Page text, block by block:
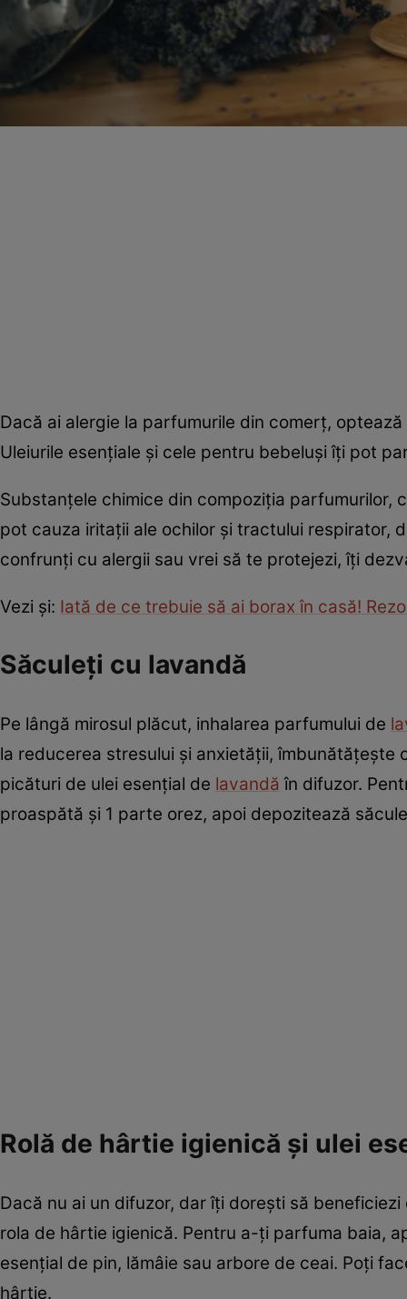
Dacă ai alergie la parfumurile din comerț,
Uleiurile esențiale și cele pentru bebeluși îți pot
Substanțele chimice din compoziția parfumurilor,
pot cauza iritații ale ochilor și tractului respirator,
confrunți cu alergii sau vrei să te protejezi, îți
Vezi şi: Iată de ce trebuie să ai borax în casă!
Săculeți cu lavandă
Pe lângă mirosul plăcut, inhalarea parfumului de
la reducerea stresului și anxietății, îmbunătățește
picături de ulei esențial de lavandă în difuzor.
proaspătă și 1 parte orez, apoi depozitează
Rolă de hârtie igienică și ulei
Dacă nu ai un difuzor, dar îți dorești să
rola de hârtie igienică. Pentru a-ți parfuma baia,
esențial de pin, lămâie sau arbore de ceai. Poți
hârtie.